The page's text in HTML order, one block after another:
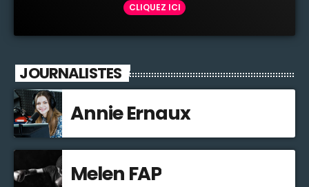
CLIQUEZ ICI
JOURNALISTES
Annie Ernaux
Melen FAP